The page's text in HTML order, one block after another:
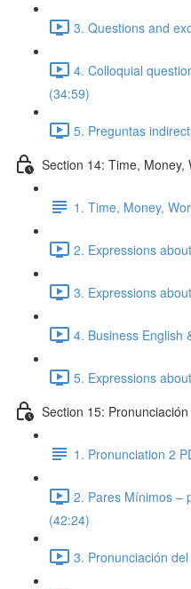
3. Questions and
4. Colloquial
(34:59)
5. Preguntas
Section 14: Time, Money,
1. Time, Money,
2. Expressions
3. Expressions
4. Business English
5. Expressions
Section 15:
1. Pronunciation 2
2. Pares Mínimos –
(42:24)
3. Pronunciación